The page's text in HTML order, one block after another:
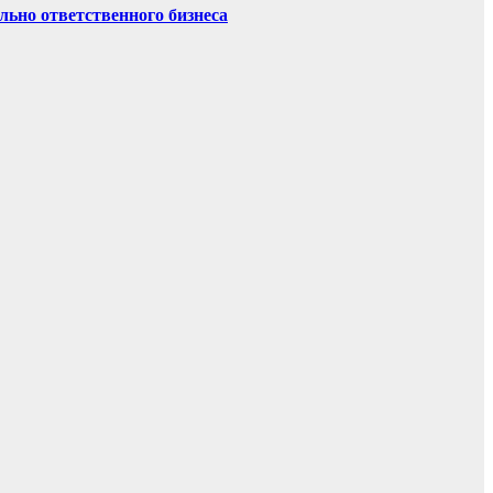
ответственного бизнеса